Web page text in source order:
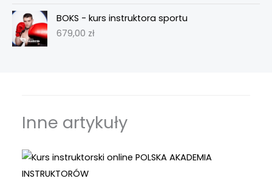
BOKS - kurs instruktora sportu
679,00 zł
Inne artykuły